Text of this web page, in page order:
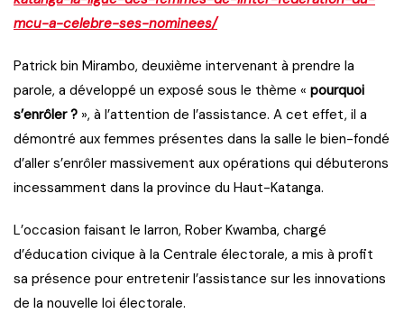
mcu-a-celebre-ses-nominees/
Patrick bin Mirambo, deuxième intervenant à prendre la
parole, a développé un exposé sous le thème « pourquoi
s’enrôler ? », à l’attention de l’assistance. A cet effet, il a
démontré aux femmes présentes dans la salle le bien-fondé
d’aller s’enrôler massivement aux opérations qui débuterons
incessamment dans la province du Haut-Katanga.
L’occasion faisant le larron, Rober Kwamba, chargé
d’éducation civique à la Centrale électorale, a mis à profit
sa présence pour entretenir l’assistance sur les innovations
de la nouvelle loi électorale.